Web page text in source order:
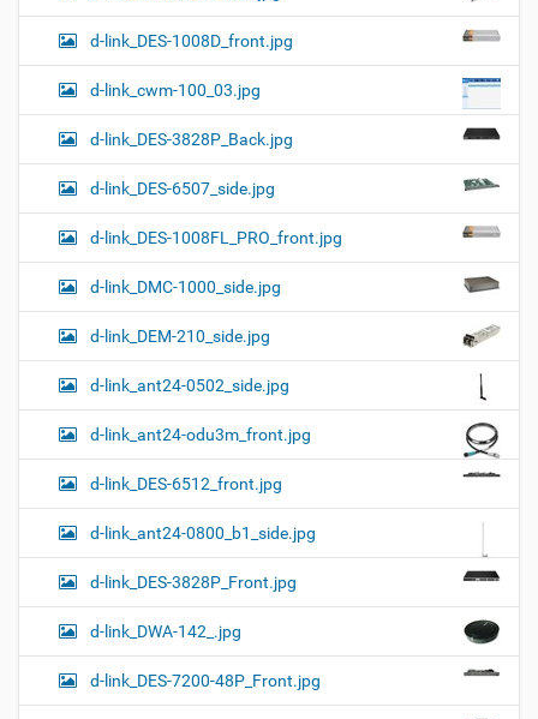
d-link_DES-1008D_front.jpg
d-link_cwm-100_03.jpg
d-link_DES-3828P_Back.jpg
d-link_DES-6507_side.jpg
d-link_DES-1008FL_PRO_front.jpg
d-link_DMC-1000_side.jpg
d-link_DEM-210_side.jpg
d-link_ant24-0502_side.jpg
d-link_ant24-odu3m_front.jpg
d-link_DES-6512_front.jpg
d-link_ant24-0800_b1_side.jpg
d-link_DES-3828P_Front.jpg
d-link_DWA-142_.jpg
d-link_DES-7200-48P_Front.jpg